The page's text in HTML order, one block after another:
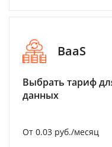
BaaS
Выбрать тариф
данных
От 0.03 руб./месяц